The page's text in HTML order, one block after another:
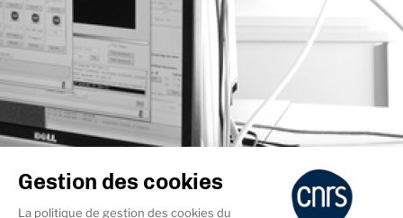
Gestion des cookies
La politique de gestion des cookies du